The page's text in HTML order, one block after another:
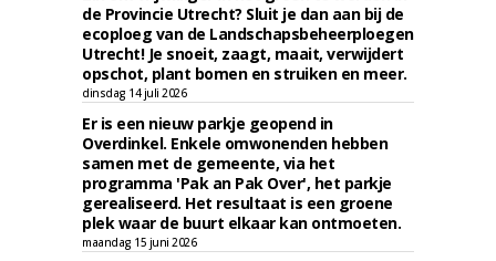
de Provincie Utrecht? Sluit je dan aan bij de
ecoploeg van de Landschapsbeheerploegen
Utrecht! Je snoeit, zaagt, maait, verwijdert
opschot, plant bomen en struiken en meer.
dinsdag 14 juli 2026
Er is een nieuw parkje geopend in
Overdinkel. Enkele omwonenden hebben
samen met de gemeente, via het
programma 'Pak an Pak Over', het parkje
gerealiseerd. Het resultaat is een groene
plek waar de buurt elkaar kan ontmoeten.
maandag 15 juni 2026